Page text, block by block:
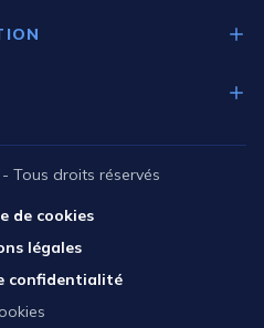
Tous droits réservés
de cookies
légales
confidentialité